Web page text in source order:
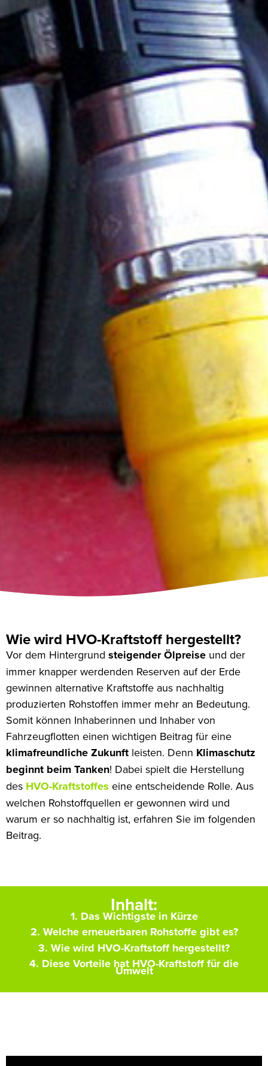
Wie wird HVO-Kraftstoff hergestellt?
Vor dem Hintergrund steigender Ölpreise und der
immer knapper werdenden Reserven auf der Erde
gewinnen alternative Kraftstoffe aus nachhaltig
produzierten Rohstoffen immer mehr an Bedeutung.
Somit können Inhaberinnen und Inhaber von
Fahrzeugflotten einen wichtigen Beitrag für eine
klimafreundliche Zukunft leisten. Denn Klimaschutz
beginnt beim Tanken! Dabei spielt die Herstellung
des HVO-Kraftstoffes eine entscheidende Rolle. Aus
welchen Rohstoffquellen er gewonnen wird und
warum er so nachhaltig ist, erfahren Sie im folgenden
Beitrag.
Inhalt:
1. Das Wichtigste in Kürze
2. Welche erneuerbaren Rohstoffe gibt es?
3. Wie wird HVO-Kraftstoff hergestellt?
4. Diese Vorteile hat HVO-Kraftstoff für die
Umwelt